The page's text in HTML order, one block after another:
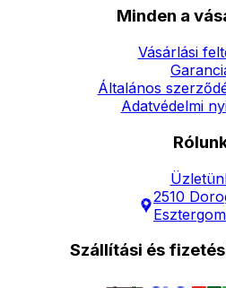
Minden a
Vásárlási
Általános
Adatvédelmi
2510
Szállítási és